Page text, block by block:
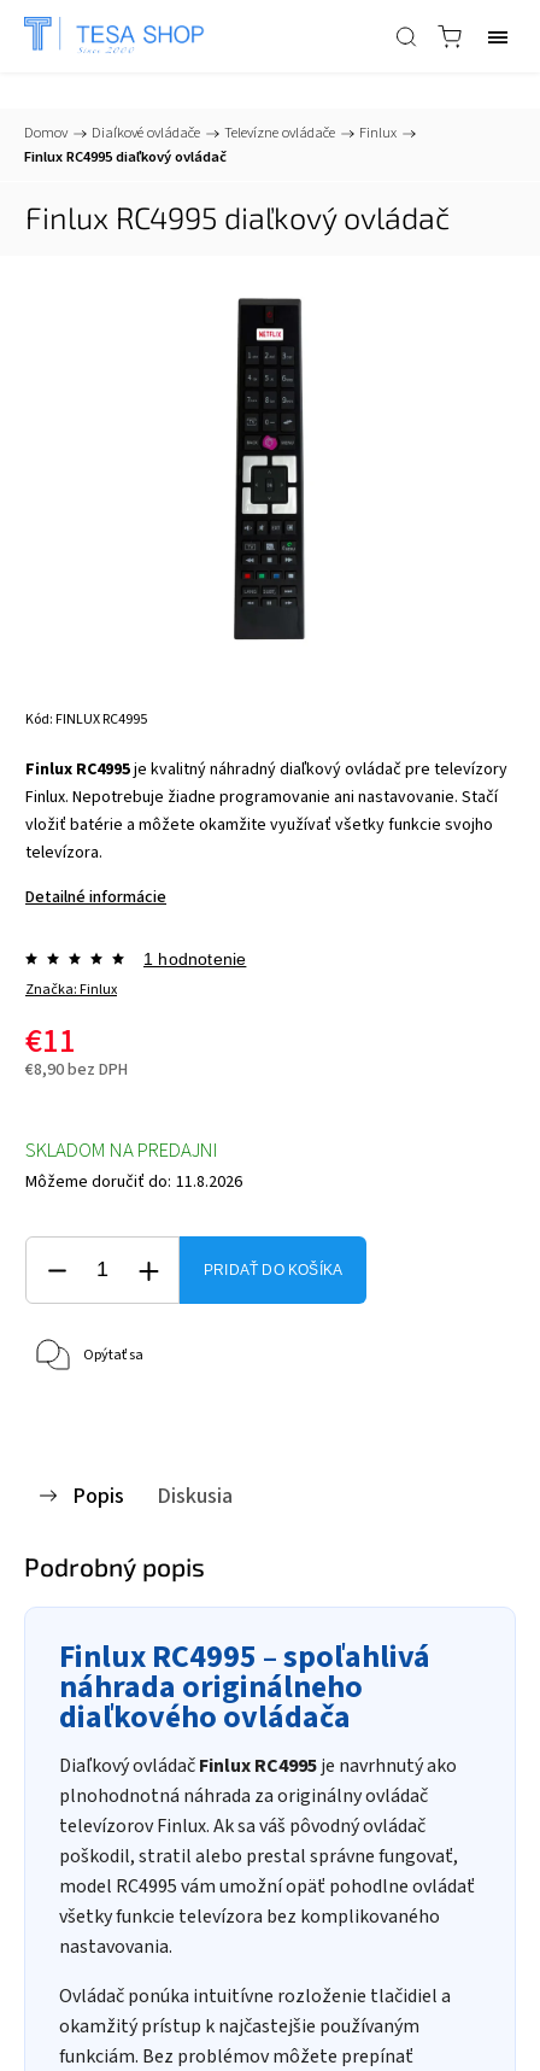
📞+421 903 553 805 info@tesa-systems.sk
Domov / Diaľkové ovládače / Televízne ovládače / Finlux /
Finlux RC4995 diaľkový ovládač
Finlux RC4995 diaľkový ovládač
Kód:FINLUX RC4995
Finlux RC4995je kvalitný náhradný diaľkový ovládač pre televízory
Finlux. Nepotrebuje žiadne programovanie ani nastavovanie. Stačí
vložiť batérie a môžete okamžite využívať všetky funkcie svojho
televízora.
Detailné informácie
Značka:Finlux
1 hodnotenie
€11
€8,90 bez DPH
SKLADOM NA PREDAJNI
Môžeme doručiť do: 11.8.2026
PRIDAŤ DO KOŠÍKA
Opýtať sa
Popis Diskusia
Podrobný popis
Finlux RC4995 – spoľahlivá
náhrada originálneho
diaľkového ovládača
Diaľkový ovládačFinlux RC4995je navrhnutý ako
plnohodnotná náhrada za originálny ovládač
televízorov Finlux. Ak sa váš pôvodný ovládač
poškodil, stratil alebo prestal správne fungovať,
model RC4995 vám umožní opäť pohodlne ovládať
všetky funkcie televízora bez komplikovaného
nastavovania.
Ovládač ponúka intuitívne rozloženie tlačidiel a
okamžitý prístup k najčastejšie používaným
funkciám. Bez problémov môžete prepínať